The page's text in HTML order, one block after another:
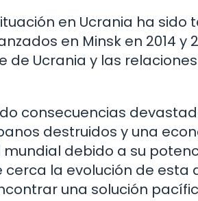
en Ucrania ha
en Minsk en 2014
de Ucrania y las
consecuencias
destruidos y una
debido a su
la evolución de esta
una solución